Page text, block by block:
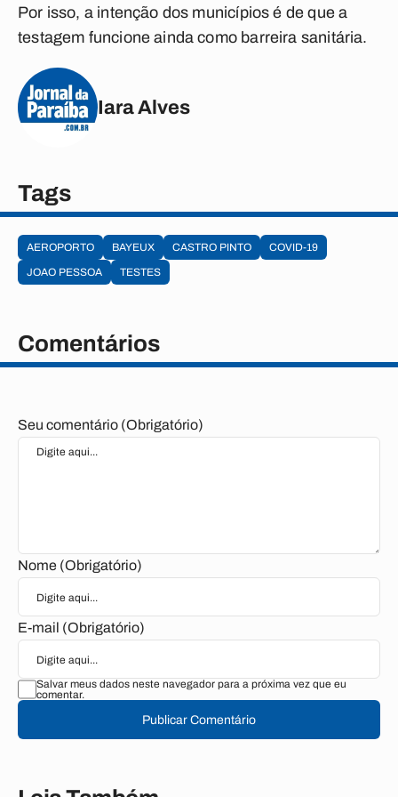
Por isso, a intenção dos municípios é de que a
testagem funcione ainda como barreira sanitária.
Iara Alves
Tags
AEROPORTO BAYEUX CASTRO PINTO
COVID-19
JOAO PESSOA
TESTES
Comentários
Seu comentário (Obrigatório)
Nome (Obrigatório)
E-mail (Obrigatório)
Salvar meus dados neste navegador para a próxima vez que eu
comentar.
Publicar Comentário